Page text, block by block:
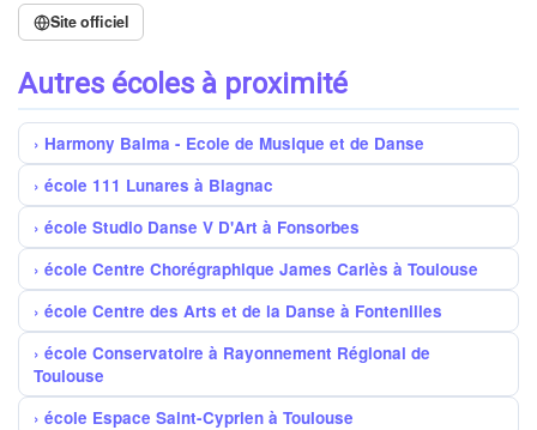
Site officiel
Autres écoles à proximité
Harmony Balma - Ecole de Musique et de Danse
école 111 Lunares à Blagnac
école Studio Danse V D'Art à Fonsorbes
école Centre Chorégraphique James Carlès à Toulouse
école Centre des Arts et de la Danse à Fontenilles
école Conservatoire à Rayonnement Régional de
Toulouse
école Espace Saint-Cyprien à Toulouse